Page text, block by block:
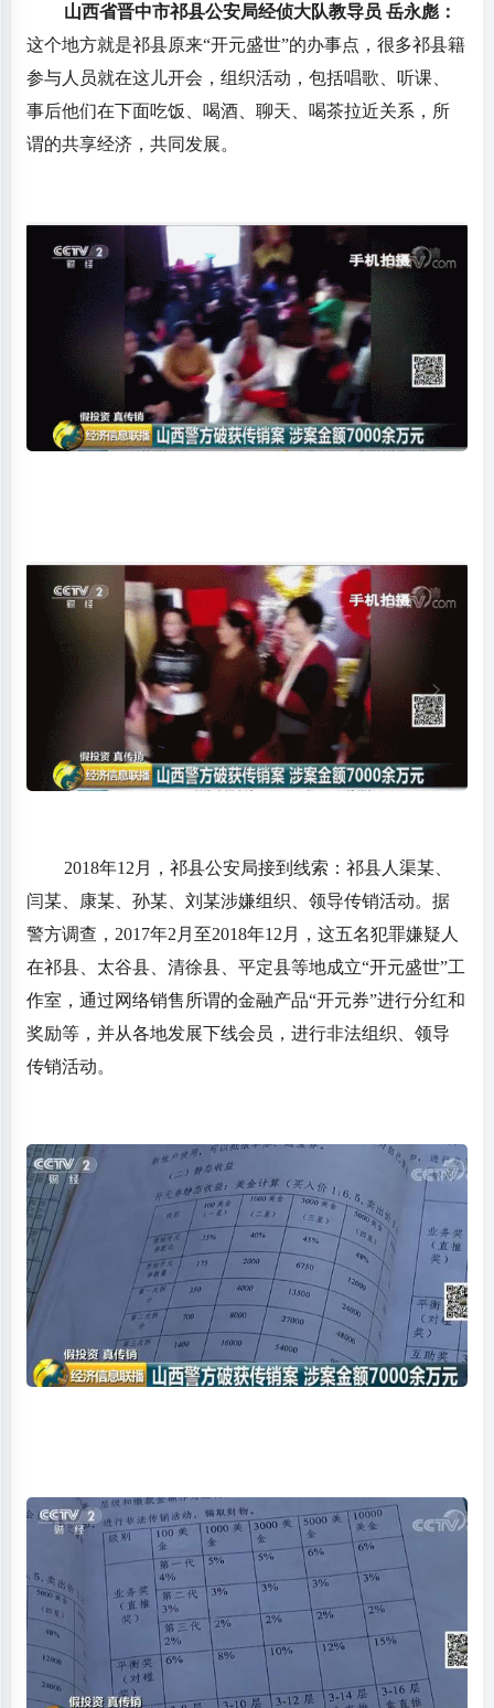
山西省晋中市祁县公安局经侦大队教导员 岳永彪：
这个地方就是祁县原来“开元盛世”的办事点，很多祁县籍
参与人员就在这儿开会，组织活动，包括唱歌、听课、
事后他们在下面吃饭、喝酒、聊天、喝茶拉近关系，所
谓的共享经济，共同发展。
2018年12月，祁县公安局接到线索：祁县人渠某、
闫某、康某、孙某、刘某涉嫌组织、领导传销活动。据
警方调查，2017年2月至2018年12月，这五名犯罪嫌疑人
在祁县、太谷县、清徐县、平定县等地成立“开元盛世”工
作室，通过网络销售所谓的金融产品“开元券”进行分红和
奖励等，并从各地发展下线会员，进行非法组织、领导
传销活动。